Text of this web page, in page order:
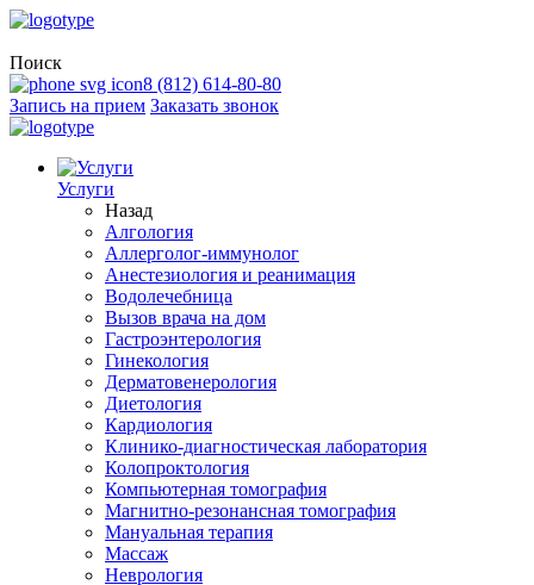
Поиск
8 (812) 614-80-80
Запись на прием Заказать звонок
Услуги
Назад
Алгология
Аллерголог-иммунолог
Анестезиология и реанимация
Водолечебница
Вызов врача на дом
Гастроэнтерология
Гинекология
Дерматовенерология
Диетология
Кардиология
Клинико-диагностическая лаборатория
Колопроктология
Компьютерная томография
Магнитно-резонансная томография
Мануальная терапия
Массаж
Неврология